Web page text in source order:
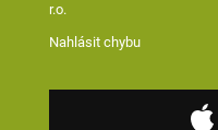
r.o.
Nahlásit chybu